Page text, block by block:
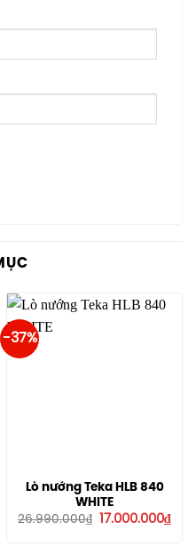
-37%
Lò nướng Teka HLB 840
WHITE
26.990.000₫ Giá
17.000.000₫Giá
hiện